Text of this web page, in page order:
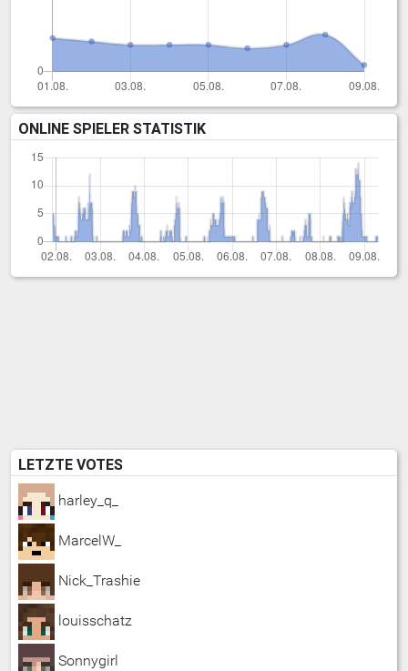
ONLINE SPIELER STATISTIK
LETZTE VOTES
harley_q_
MarcelW_
Nick_Trashie
louisschatz
Sonnygirl